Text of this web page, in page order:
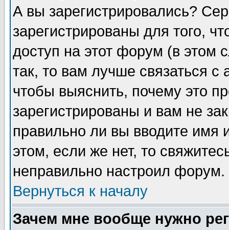
А вы зарегистрировались?
зарегистрированы для того,
доступ на этот форум (в этом
так, то вам лучше связаться
чтобы выяснить, почему это
зарегистрированы и вам не
правильно ли вы вводите
этом, если же нет, то
неправильно настроил форум.
Вернуться к началу
Зачем мне вообще нужно